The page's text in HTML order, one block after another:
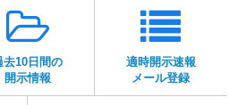
去10日間の
開示情報
適時開示速報
メール登録